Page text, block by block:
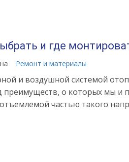
и где
Ремонт и материалы
и воздушной системой
о которых мы и
частью такого